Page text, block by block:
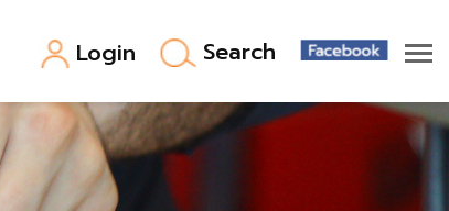
Login Search